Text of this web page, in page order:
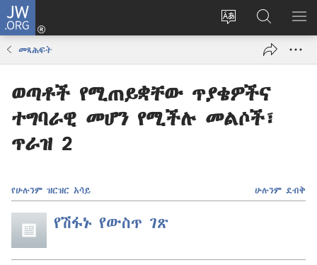
JW.ORG
የድረ
ግባ
(አዲስ
JW.ORG
ላይ
መፈለጊያ
መጻሕፍት
ወጣቶች የሚጠይቋቸው ጥያቄዎችና
ተግባራዊ መሆን የሚችሉ መልሶች፣
ጥራዝ 2
የሁሉንም ዝርዝር አሳይ ሁሉንም ደብቅ
የሽፋኑ የውስጥ ገጽ